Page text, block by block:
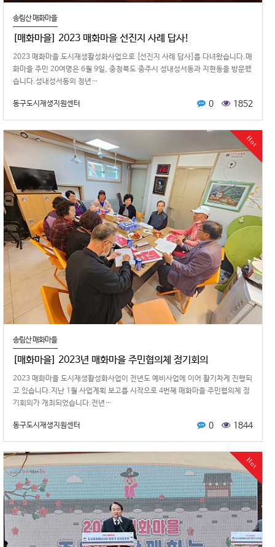
송림산 매화마을
[매화마을] 2023 매화마을 선진지 사례 답사!
2023 매화마을 도시재생활성화사업으로 [선진지 사례 답사]를 다녀왔습니다.매
화마을 주민 20여명은 6월 9일, 충청북도 충주시 성내성서동과 지현동을 방문했
습니다.성내성서동의 청년…
동구도시재생지원센터 0 1852
Hot
송림산 매화마을
[매화마을] 2023년 매화마을 주민협의체 정기회의
2023 매화마을 도시재생활성화사업이 전년도 예비사업에 이어 활기차게 진행되
고 있습니다.지난 1월 사업계획 보고를 시작으로 4번째 매화마을 주민협의체 정
기회의가 개최되었습니다.전년…
동구도시재생지원센터 0 1844
Hot